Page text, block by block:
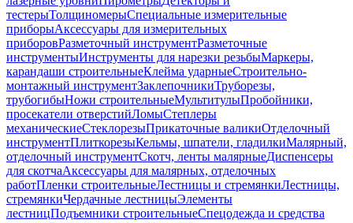
тестерыТолщиномерыСпециальные измерительные
приборыАксессуары для измерительных
приборовРазметочный инструментРазметочные
инструментыИнструменты для нарезки резьбыМаркеры,
карандаши строительныеКлейма ударныеСтроительно-
монтажный инструментЗаклепочникиТруборезы,
трубогибыНожи строительныеМультитулыПробойники,
просекатели отверстийЛомыСтеплеры
механическиеСтеклорезыПрикаточные валикиОтделочный
инструментПлиткорезыКельмы, шпатели, гладилкиМалярный,
отделочный инструментСкотч, ленты малярныеДиспенсеры
для скотчаАксессуары для малярных, отделочных
работПленки строительныеЛестницы и стремянкиЛестницы,
стремянкиЧердачные лестницыЭлементы
лестницПодъемники строительныеСпецодежда и средства